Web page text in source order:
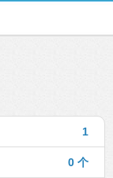
1
0 个